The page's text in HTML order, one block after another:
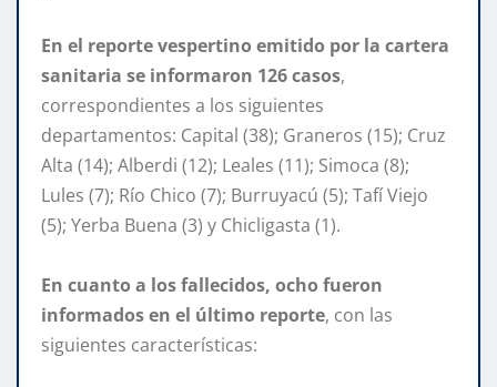
En el reporte vespertino emitido por la cartera
sanitaria se informaron 126 casos,
correspondientes a los siguientes
departamentos: Capital (38); Graneros (15); Cruz
Alta (14); Alberdi (12); Leales (11); Simoca (8);
Lules (7); Río Chico (7); Burruyacú (5); Tafí Viejo
(5); Yerba Buena (3) y Chicligasta (1).
En cuanto a los fallecidos, ocho fueron
informados en el último reporte, con las
siguientes características: